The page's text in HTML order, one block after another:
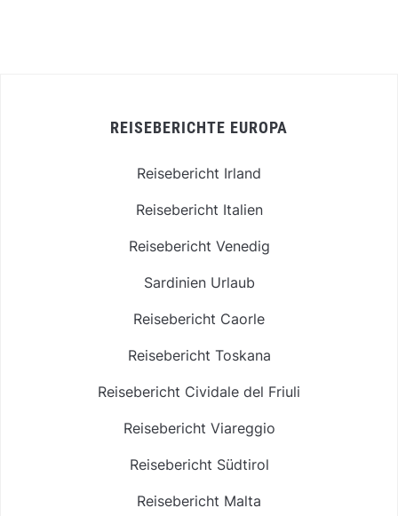
REISEBERICHTE EUROPA
Reisebericht Irland
Reisebericht Italien
Reisebericht Venedig
Sardinien Urlaub
Reisebericht Caorle
Reisebericht Toskana
Reisebericht Cividale del Friuli
Reisebericht Viareggio
Reisebericht Südtirol
Reisebericht Malta